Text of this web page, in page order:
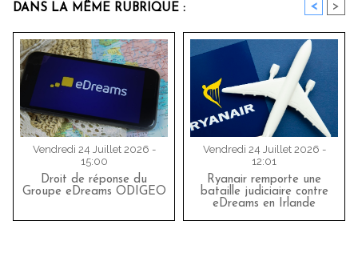
DANS LA MÊME RUBRIQUE : < >
Vendredi 24 Juillet 2026 -
15:00
Droit de réponse du
Groupe eDreams ODIGEO
Vendredi 24 Juillet 2026 -
12:01
Ryanair remporte une
bataille judiciaire contre
eDreams en Irlande